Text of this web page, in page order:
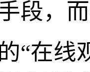
段，
“在线